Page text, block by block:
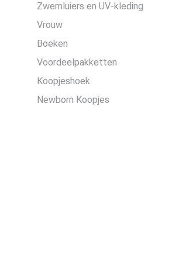
Zwemluiers en UV-kleding
Vrouw
Boeken
Voordeelpakketten
Koopjeshoek
Newborn Koopjes